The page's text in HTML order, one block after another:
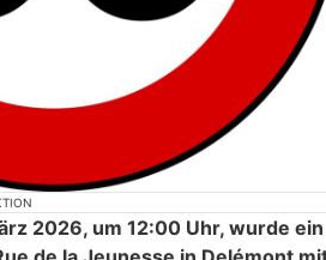
2026, um 12:00 Uhr, wurde ein